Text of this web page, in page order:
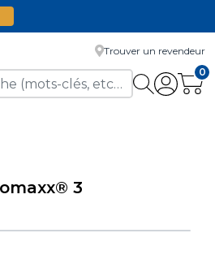
Trouver un revendeur
0
3